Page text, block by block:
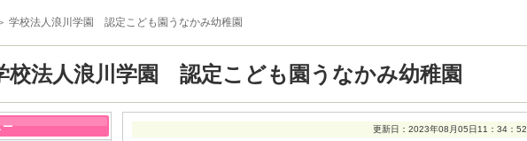
学校法人浪川学園 認定こども園うなかみ幼稚園
校法人浪川学園 認定こども園うなかみ幼稚園
更新日：2023年08月05日11：34：52